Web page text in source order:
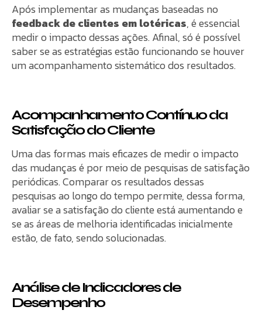
Após implementar as mudanças baseadas no
feedback de clientes em lotéricas, é essencial
medir o impacto dessas ações. Afinal, só é possível
saber se as estratégias estão funcionando se houver
um acompanhamento sistemático dos resultados.
Acompanhamento Contínuo da
Satisfação do Cliente
Uma das formas mais eficazes de medir o impacto
das mudanças é por meio de pesquisas de satisfação
periódicas. Comparar os resultados dessas
pesquisas ao longo do tempo permite, dessa forma,
avaliar se a satisfação do cliente está aumentando e
se as áreas de melhoria identificadas inicialmente
estão, de fato, sendo solucionadas.
Análise de Indicadores de
Desempenho